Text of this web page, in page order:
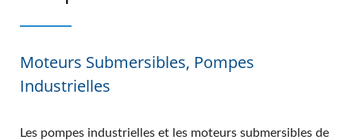
Moteurs Submersibles, Pompes
Industrielles
Les pompes industrielles et les moteurs submersibles de